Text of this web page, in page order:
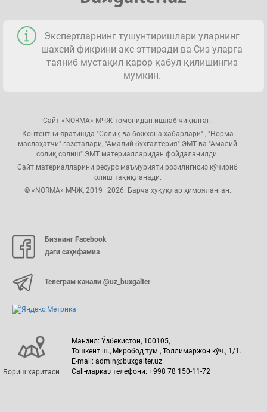
Экспертларнинг тушунтиришлари уларнинг
шахсий фикрини акс эттиради ва Сиз уларга
таяниб мустақил қарор қабул қилишингиз
мумкин.
Сайт «NORMA» МЧЖ томонидан ишлаб чиқилган.
Контентни яратишда "Солиқ ва божхона хабарлари" , "Норма
маслаҳатчи" газеталари, "Амалий бухгалтерия" ЭМТ ва "Амалий
солиқ солиш" ЭМТ материалларидан фойдаланилди.
Сайт материалларини ресурс маъмурияти розилигисиз кўчириб
олиш тақиқланади.
© «NORMA» МЧЖ, 2019–2026. Барча ҳуқуқлар ҳимояланган.
Бизнинг Facebook
даги саҳифамиз
Телеграм канали @uz_buxgalter
Бориш харитаси
Манзил: Ўзбекистон, 100105,
Тошкент ш., Миробод тум., Толлимаржон кўч., 1/1.
E-mail: admin@buxgalter.uz
Call-марказ телефони: +998 78 150-11-72